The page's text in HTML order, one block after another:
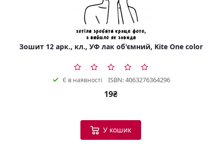
Зошит 12 арк., кл., УФ лак об'ємний, Kite One color
Є в наявності ISBN: 4063276364296
19₴
У кошик